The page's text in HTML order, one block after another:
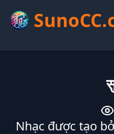
Nhạc được tạo